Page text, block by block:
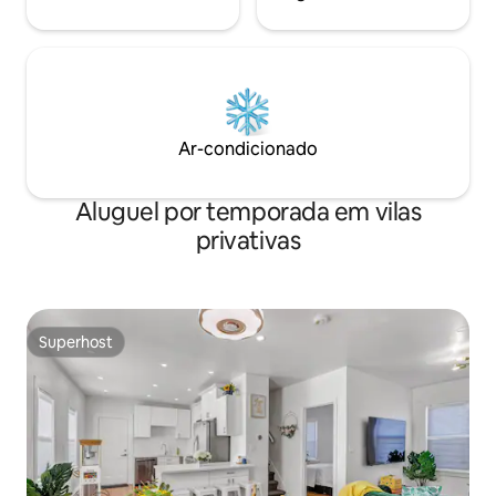
Ar-condicionado
Aluguel por temporada em vilas
privativas
Superhost
Superhost